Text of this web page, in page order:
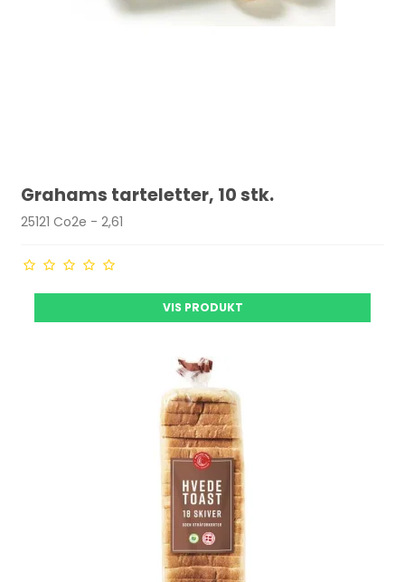
Grahams tarteletter, 10 stk.
25121 Co2e - 2,61
VIS PRODUKT